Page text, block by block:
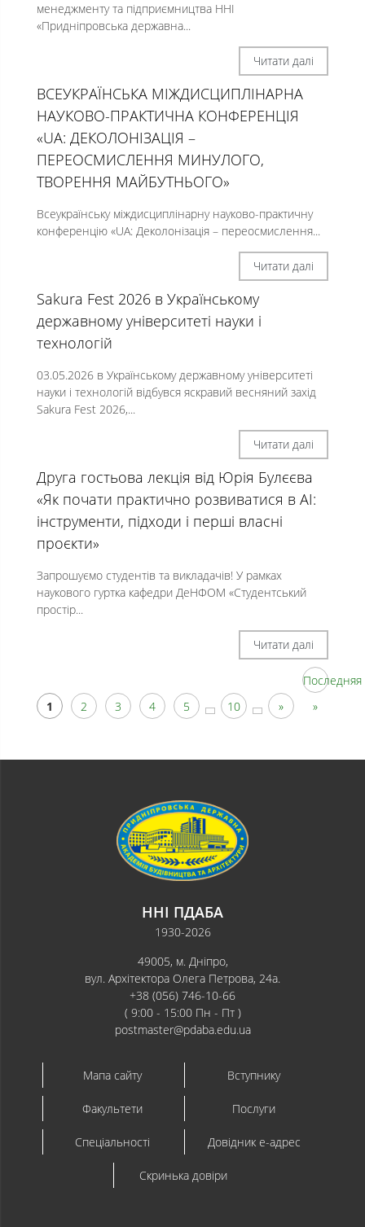
менеджменту та підприємництва ННІ
«Придніпровська державна...
Читати далі
ВСЕУКРАЇНСЬКА МІЖДИСЦИПЛІНАРНА
НАУКОВО-ПРАКТИЧНА КОНФЕРЕНЦІЯ
«UA: ДЕКОЛОНІЗАЦІЯ –
ПЕРЕОСМИСЛЕННЯ МИНУЛОГО,
ТВОРЕННЯ МАЙБУТНЬОГО»
Всеукраїнську міждисциплінарну науково-практичну
конференцію «UA: Деколонізація – переосмислення...
Читати далі
Sakura Fest 2026 в Українському
державному університеті науки і
технологій
03.05.2026 в Українському державному університеті
науки і технологій відбувся яскравий весняний захід
Sakura Fest 2026,...
Читати далі
Друга гостьова лекція від Юрія Булєєва
«Як почати практично розвиватися в АІ:
інструменти, підходи і перші власні
проєкти»
Запрошуємо студентів та викладачів! У рамках
наукового гуртка кафедри ДеНФОМ «Студентський
простір...
Читати далі
1 2 3 4 5 10 »
Последняя
»
ННІ ПДАБА
1930-2026
49005, м. Дніпро,
вул. Архітектора Олега Петрова, 24а.
+38 (056) 746-10-66
( 9:00 - 15:00 Пн - Пт )
postmaster@pdaba.edu.ua
Мапа сайту Вступнику
Факультети Послуги
Спеціальності Довідник e-адрес
Скринька довіри